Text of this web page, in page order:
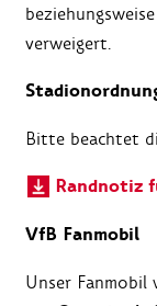
verweigert.
Bitte beachtet
Randnotiz
VfB Fanmobil
Unser